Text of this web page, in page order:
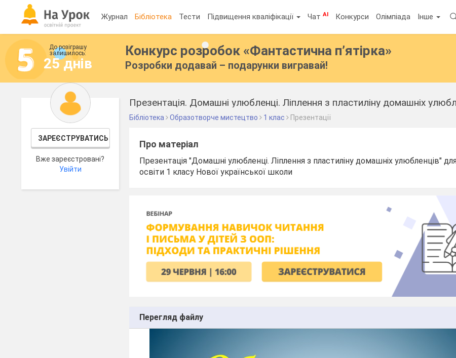
Журнал Бібліотека Тести Підвищення кваліфікації ЧатAI Конкурси Олімпіада Інше
До розіграшу
залишилось:
25 днів
Конкурс розробок «Фантастична п’ятірка»
Розробки додавай – подарунки вигравай!
ЗАРЕЄСТРУВАТИСЬ
Вже зареєстровані?
Увійти
Презентація. Домашні улюбленці. Ліплення з пластиліну домашніх
Бібліотека Образотворче мистецтво 1 клас Презентації
Про матеріал
Презентація "Домашні улюбленці. Ліплення з пластиліну домашніх улюбленців"
освіти 1 класу Нової української школи
Перегляд файлу